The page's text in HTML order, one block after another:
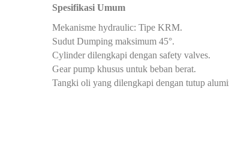
Spesifikasi Umum
Mekanisme hydraulic: Tipe KRM.
Sudut Dumping maksimum 45°.
Cylinder dilengkapi dengan safety valves.
Gear pump khusus untuk beban berat.
Tangki oli yang dilengkapi dengan tutup